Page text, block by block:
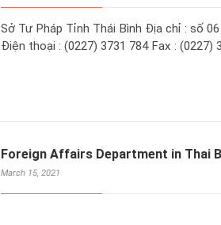
Sở Tư Pháp Tỉnh Thái Bình Địa chỉ : số
Điện thoại : (0227) 3731 784 Fax : (0227)
Foreign Affairs Department in Thai
March 15, 2021